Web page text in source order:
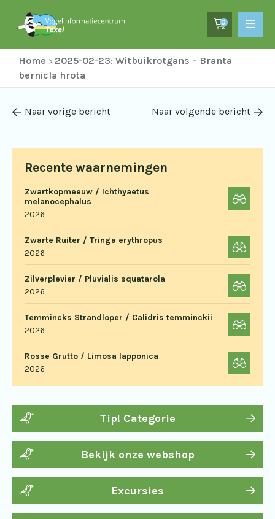
0
Home
2025-02-23: Witbuikrotgans – Branta
bernicla hrota
Recente waarnemingen
Zwartkopmeeuw / Ichthyaetus
melanocephalus
2026
Zwarte Ruiter / Tringa erythropus
2026
Zilverplevier / Pluvialis squatarola
2026
Temmincks Strandloper / Calidris temminckii
2026
Rosse Grutto / Limosa lapponica
2026
Tip! Categorie
Bekijk onze webshop
Excursies
Naar vorige bericht Naar volgende bericht